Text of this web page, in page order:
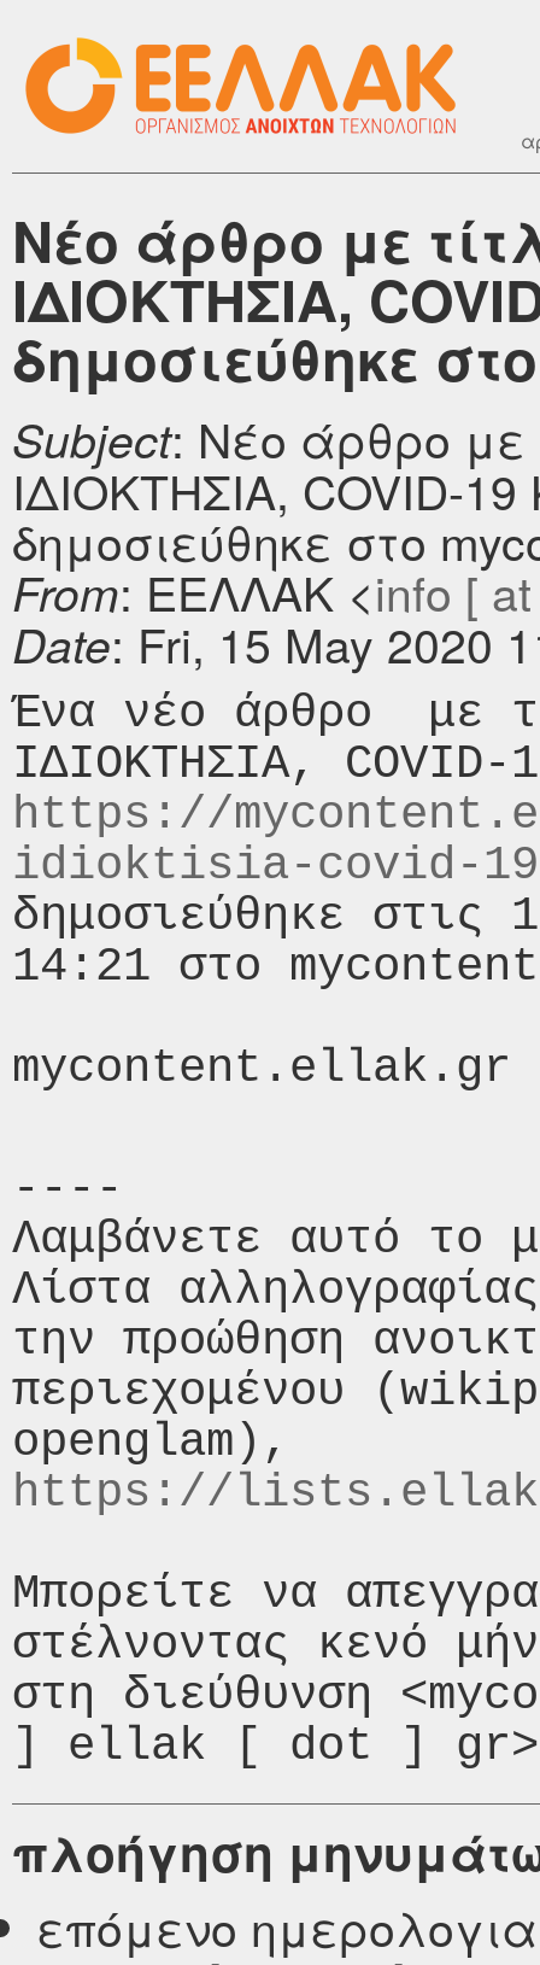
Νέο άρθρο με
ΙΔΙΟΚΤΗΣΙΑ,
δημοσιεύθηκε
Subject: Νέο άρθρο με
ΙΔΙΟΚΤΗΣΙΑ, COVID-
δημοσιεύθηκε στο
From: ΕΕΛΛΑΚ <info [
Date: Fri, 15 May 2020
Ένα νέο άρθρο  με
https://
idioktisia-covid-
δημοσιεύθηκε στις
14:21 στο
----
Λαμβάνετε αυτό το
Λίστα
την προώθηση
περιεχομένου
https://
Μπορείτε να
στέλνοντας κενό
στη διεύθυνση
πλοήγηση
επόμενο